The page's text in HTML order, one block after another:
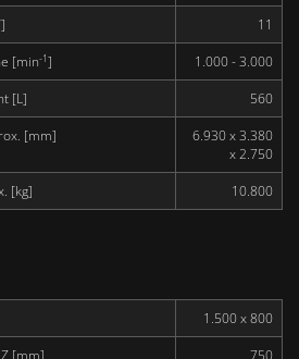
11
[min-1] 1.000 - 3.000
[L] 560
[mm]
6.930 x 3.380
x 2.750
[kg] 10.800
1.500 x 800
[mm] 750